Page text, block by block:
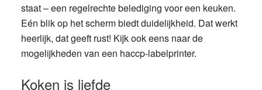
staat – een regelrechte belediging voor een keuken.
Eén blik op het scherm biedt duidelijkheid. Dat werkt
heerlijk, dat geeft rust! Kijk ook eens naar de
mogelijkheden van een haccp-labelprinter.
Koken is liefde